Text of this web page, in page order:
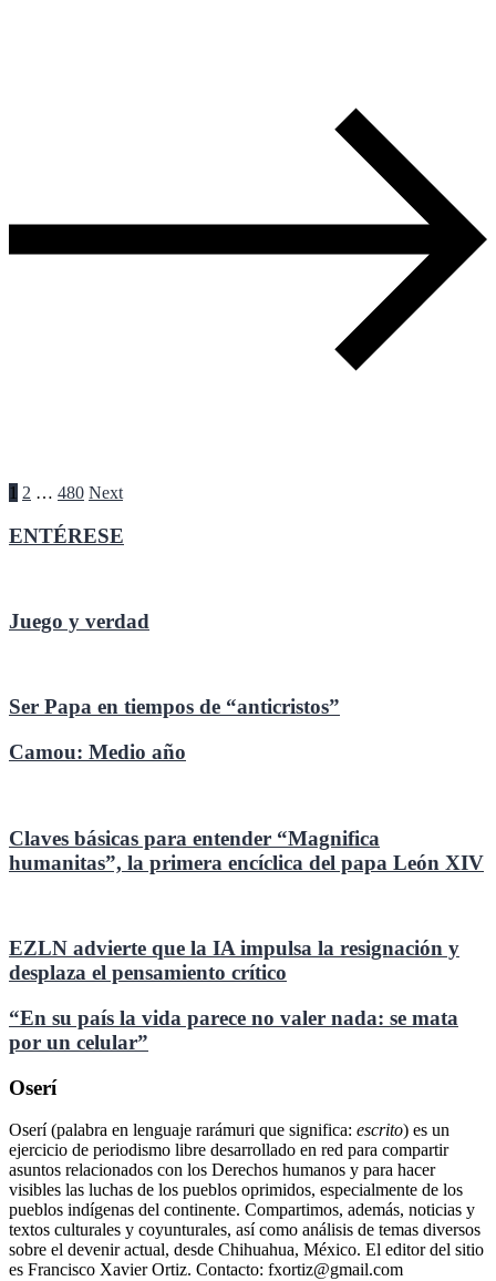
Paginación
de
1 2 … 480 Next
ENTÉRESE
Juego y verdad
Ser Papa en tiempos de “anticristos”
Camou: Medio año
Claves básicas para entender “Magnifica
humanitas”, la primera encíclica del papa León XIV
EZLN advierte que la IA impulsa la resignación y
desplaza el pensamiento crítico
“En su país la vida parece no valer nada: se mata
por un celular”
Oserí
Oserí (palabra en lenguaje rarámuri que significa: escrito) es un
ejercicio de periodismo libre desarrollado en red para compartir
asuntos relacionados con los Derechos humanos y para hacer
visibles las luchas de los pueblos oprimidos, especialmente de los
pueblos indígenas del continente. Compartimos, además, noticias y
textos culturales y coyunturales, así como análisis de temas diversos
sobre el devenir actual, desde Chihuahua, México. El editor del sitio
es Francisco Xavier Ortiz. Contacto: fxortiz@gmail.com